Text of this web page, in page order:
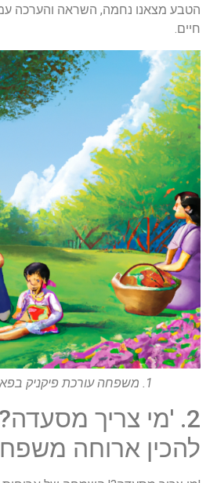
הטבע מצאנו נחמה, השראה והערכה
חיים.
1. משפחה עורכת פיקניק בפארק ירוק שופע
2. 'מי צריך
להכין ארוחה